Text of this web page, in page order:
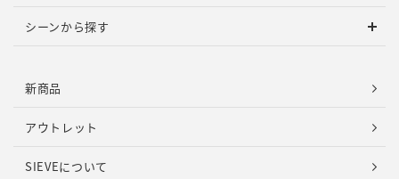
暮らしに、
リビングとダイニングをひとつにまとめるから、家具の数を減
部屋にもすっと収まります。
シーンから探す
新商品
アウトレット
SIEVEについて